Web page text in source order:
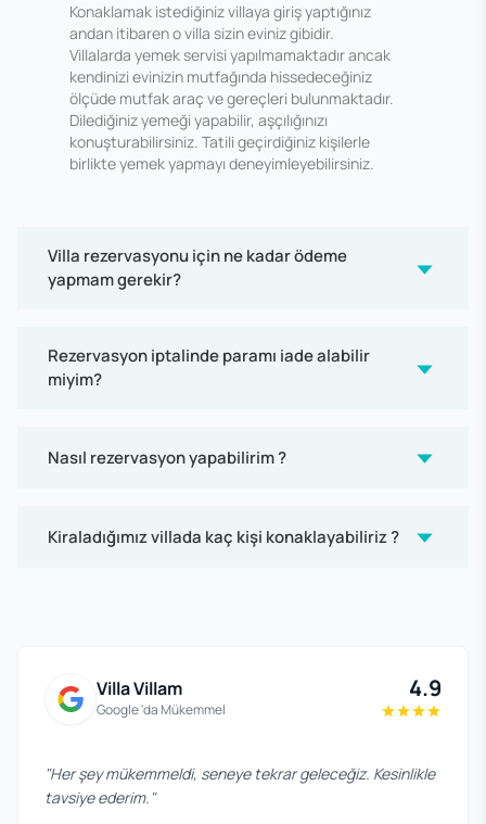
Konaklamak istediğiniz villaya giriş yaptığınız
andan itibaren o villa sizin eviniz gibidir.
Villalarda yemek servisi yapılmamaktadır ancak
kendinizi evinizin mutfağında hissedeceğiniz
ölçüde mutfak araç ve gereçleri bulunmaktadır.
Dilediğiniz yemeği yapabilir, aşçılığınızı
konuşturabilirsiniz. Tatili geçirdiğiniz kişilerle
birlikte yemek yapmayı deneyimleyebilirsiniz.
Villa rezervasyonu için ne kadar ödeme
yapmam gerekir?
Rezervasyon iptalinde paramı iade alabilir
miyim?
Nasıl rezervasyon yapabilirim ?
Kiraladığımız villada kaç kişi konaklayabiliriz ?
Villa Villam
Google 'da Mükemmel
4.9
"Her şey mükemmeldi, seneye tekrar geleceğiz. Kesinlikle
tavsiye ederim. "